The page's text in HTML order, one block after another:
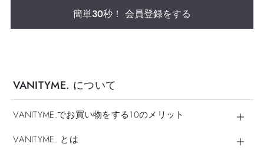
簡単30秒！ 会員登録をする
VANITYME. について
VANITYME.でお買い物をする10のメリット
VANITYME. とは